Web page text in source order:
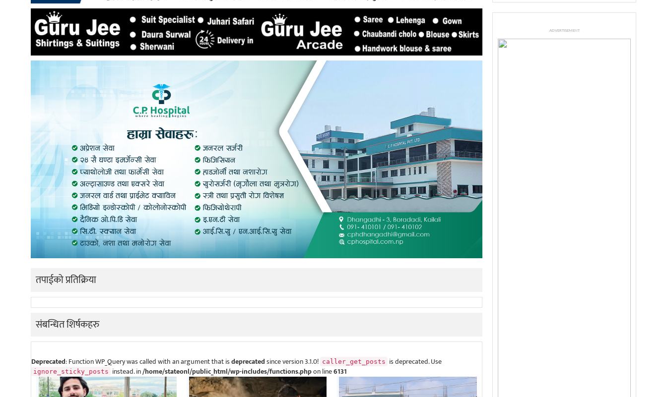
तपाईको प्रतिक्रिया
संबन्धित शिर्षकहरु
Deprecated: Function WP_Query was called with an argument that isdeprecatedsince version 3.1.0! caller_get_posts is deprecated. Use
ignore_sticky_posts instead. in/home/stateonl/public_html/wp-includes/functions.phpon line6131
ADVERTISEMENT